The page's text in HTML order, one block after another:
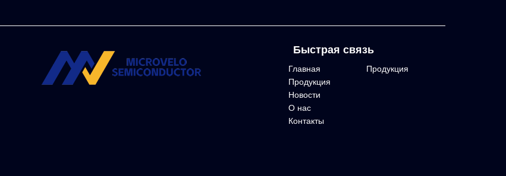
Быстрая связь
Главная
Продукция
Новости
О нас
Контакты
Продукция